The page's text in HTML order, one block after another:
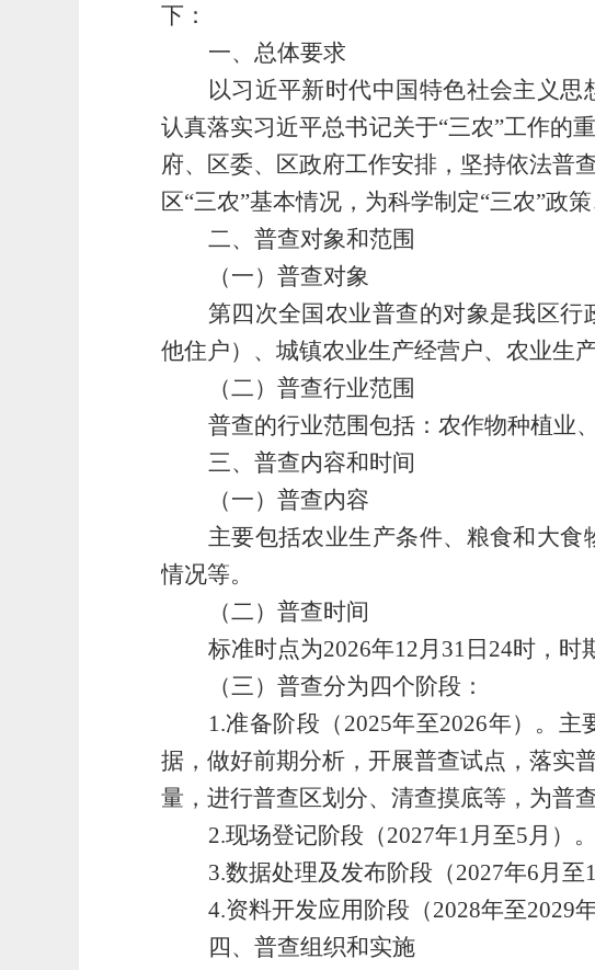
下：
一、总体要求
以习近平新时代中国特色社会主义
认真落实习近平总书记关于“三农”工作的
府、区委、区政府工作安排 ，坚持依法普
区“三农”基本情况， 为科学制定“三农”政
二、普查对象和范围
（一）普查对象
第四次全国农业普查的对象是我区行
他住户）、城镇农业生产经营户、农业生
（二） 普查行业范围
普查的行业范围包括：农作物种植业
三、普查内容和时间
（一）普查内容
主要包括农业生产条件、粮食和大
情况等。
（二） 普查时间
标准时点为2026年12月31日24时，时
（三）普查分为四个阶段：
1.准备阶段（ 2025年至2026年）。
据，做好前期分析，开展普查试点，落实
量，进行普查区划分、清查摸底等，为普
2.现场登记阶段（2027年1月至5月）
3.数据处理及发布阶段（2027年6月至
4.资料开发应用阶段（2028年至2029
四、普查组织和实施